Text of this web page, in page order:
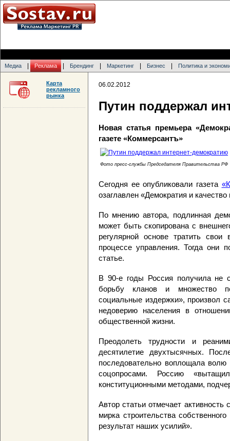
Медиа Реклама Брендинг Маркетинг Бизнес Политика и
06.02.2012
Путин поддержал
Новая статья премьера
газете «Коммерсантъ»
Фото пресс-службы Председателя Правительства РФ
Сегодня ее опубликовали газета
озаглавлен «Демократия и качество
По мнению автора, подлинная
может быть скопирована с
регулярной основе тратить
процессе управления. Тогда они
статье.
В 90-е годы Россия получила не
борьбу кланов и множество
социальные издержки», произвол
недоверию населения в
общественной жизни.
Преодолеть трудности и
десятилетие двухтысячных.
последовательно воплощала
соцопросами. Россию
конституционными методами,
Автор статьи отмечает
мирка строительства
результат наших усилий».
Карта
рекламного
рынка